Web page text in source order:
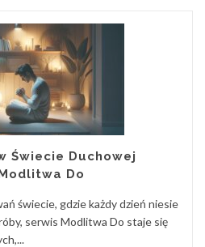
Świecie Duchowej
Do
świecie, gdzie każdy dzień niesie
serwis Modlitwa Do staje się